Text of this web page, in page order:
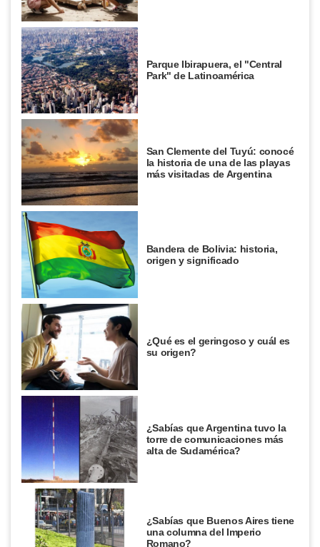
Parque Ibirapuera, el "Central
Park" de Latinoamérica
San Clemente del Tuyú: conocé
la historia de una de las playas
más visitadas de Argentina
Bandera de Bolivia: historia,
origen y significado
¿Qué es el geringoso y cuál es
su origen?
¿Sabías que Argentina tuvo la
torre de comunicaciones más
alta de Sudamérica?
¿Sabías que Buenos Aires tiene
una columna del Imperio
Romano?